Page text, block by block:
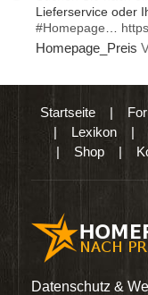
Lieferservice oder
#Homepage
Homepage_Preis
Startseite|
| Lexikon |
| Shop |
Datenschutz &